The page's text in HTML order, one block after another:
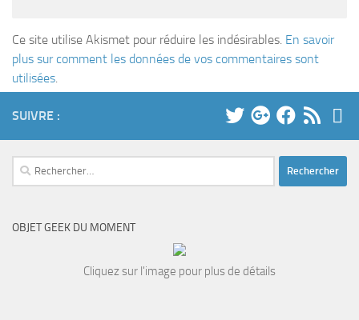
Ce site utilise Akismet pour réduire les indésirables. En savoir
plus sur comment les données de vos commentaires sont
utilisées.
SUIVRE :
Rechercher :
OBJET GEEK DU MOMENT
Cliquez sur l'image pour plus de détails